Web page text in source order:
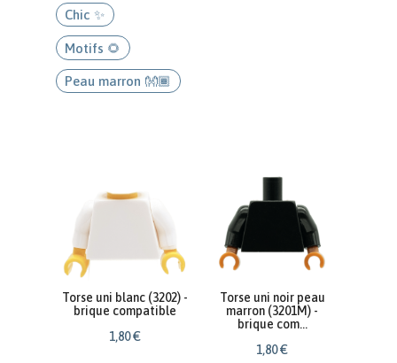
Chic ✨
Motifs 🌻
Peau marron 👐🏾
Torse uni blanc (3202) -
brique compatible
1,80 €
Torse uni noir peau
marron (3201M) -
brique com...
1,80€